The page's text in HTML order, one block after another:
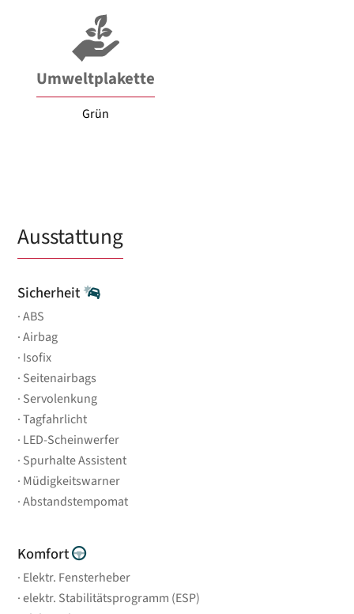
Umweltplakette
Grün
Ausstattung
Sicherheit
ABS
Airbag
Isofix
Seitenairbags
Servolenkung
Tagfahrlicht
LED-Scheinwerfer
Spurhalte Assistent
Müdigkeitswarner
Abstandstempomat
Komfort
Elektr. Fensterheber
elektr. Stabilitätsprogramm (ESP)